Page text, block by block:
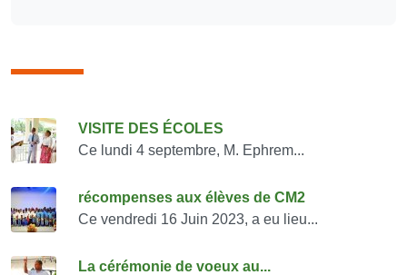
Consulter également
VISITE DES ÉCOLES
Ce lundi 4 septembre, M. Ephrem...
récompenses aux élèves de CM2
Ce vendredi 16 Juin 2023, a eu lieu...
La cérémonie de voeux au...